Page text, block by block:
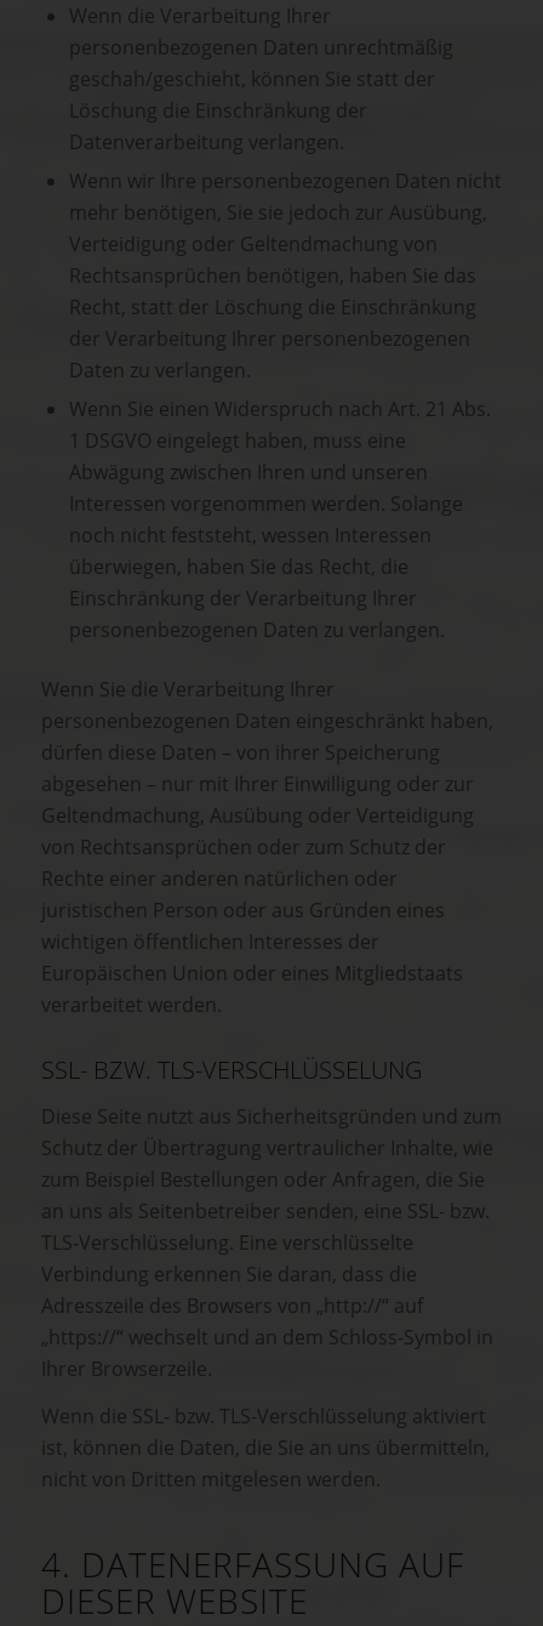
Wenn die Verarbeitung Ihrer
personenbezogenen Daten unrechtmäßig
geschah/geschieht, können Sie statt der
Löschung die Einschränkung der
Datenverarbeitung verlangen.
Wenn wir Ihre personenbezogenen Daten nicht
mehr benötigen, Sie sie jedoch zur Ausübung,
Verteidigung oder Geltendmachung von
Rechtsansprüchen benötigen, haben Sie das
Recht, statt der Löschung die Einschränkung
der Verarbeitung Ihrer personenbezogenen
Daten zu verlangen.
Wenn Sie einen Widerspruch nach Art. 21 Abs.
1 DSGVO eingelegt haben, muss eine
Abwägung zwischen Ihren und unseren
Interessen vorgenommen werden. Solange
noch nicht feststeht, wessen Interessen
überwiegen, haben Sie das Recht, die
Einschränkung der Verarbeitung Ihrer
personenbezogenen Daten zu verlangen.
Wenn Sie die Verarbeitung Ihrer
personenbezogenen Daten eingeschränkt haben,
dürfen diese Daten – von ihrer Speicherung
abgesehen – nur mit Ihrer Einwilligung oder zur
Geltendmachung, Ausübung oder Verteidigung
von Rechtsansprüchen oder zum Schutz der
Rechte einer anderen natürlichen oder
juristischen Person oder aus Gründen eines
wichtigen öffentlichen Interesses der
Europäischen Union oder eines Mitgliedstaats
verarbeitet werden.
SSL- BZW. TLS-VERSCHLÜSSELUNG
Diese Seite nutzt aus Sicherheitsgründen und zum
Schutz der Übertragung vertraulicher Inhalte, wie
zum Beispiel Bestellungen oder Anfragen, die Sie
an uns als Seitenbetreiber senden, eine SSL- bzw.
TLS-Verschlüsselung. Eine verschlüsselte
Verbindung erkennen Sie daran, dass die
Adresszeile des Browsers von „http://“ auf
„https://“ wechselt und an dem Schloss-Symbol in
Ihrer Browserzeile.
Wenn die SSL- bzw. TLS-Verschlüsselung aktiviert
ist, können die Daten, die Sie an uns übermitteln,
nicht von Dritten mitgelesen werden.
4. DATENERFASSUNG AUF
DIESER WEBSITE